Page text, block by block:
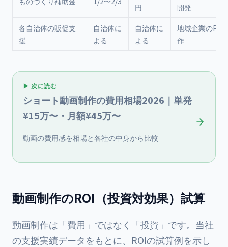
円
開発
各自治体の販促支
援
自治体に
よる
自治体に
よる
地域企業のPR
作
▶ 次に読む
ショート動画制作の費用相場2026｜単発
¥15万〜・月額¥45万〜
動画の費用感を相場と各社の中身から比較
動画制作のROI（投資対効果）試算
動画制作は「費用」ではなく「投資」です。当社
の支援実績データをもとに、ROIの試算例を示し